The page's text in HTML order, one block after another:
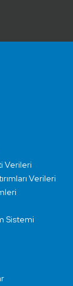
Verileri
Verileri
Sistemi